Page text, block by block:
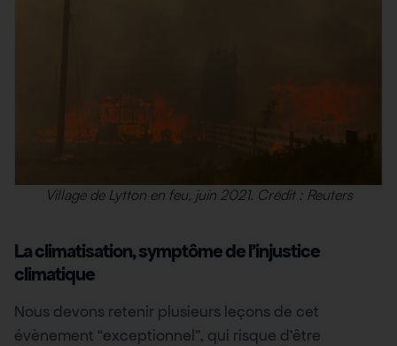
Village de Lytton en feu, juin 2021. Crédit : Reuters
La climatisation, symptôme de l’injustice
climatique
Nous devons retenir plusieurs leçons de cet
évènement “exceptionnel”, qui risque d’être